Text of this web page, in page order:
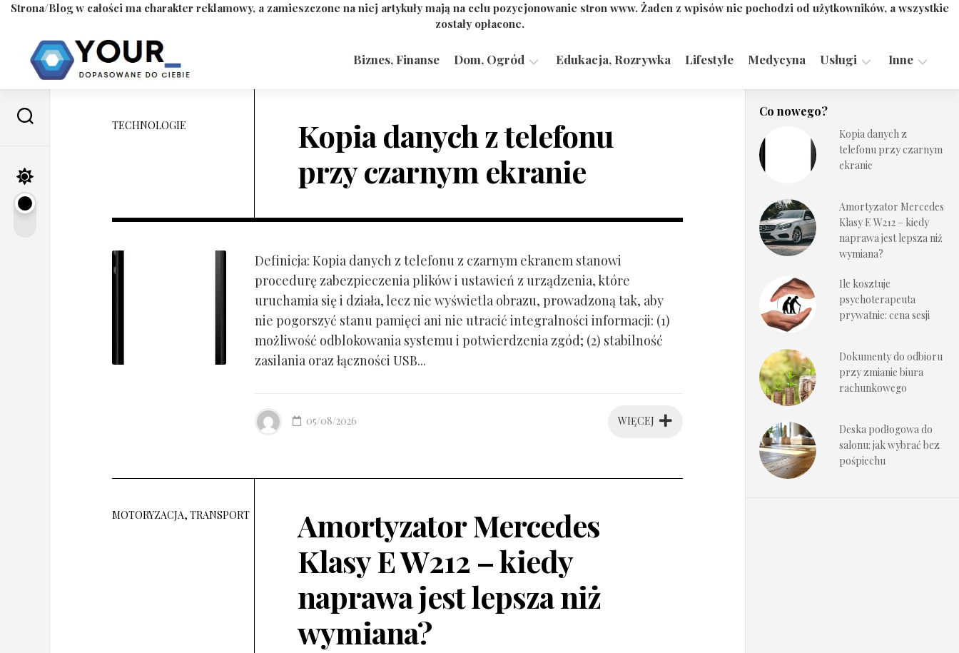
Strona/Blog w całości ma charakter reklamowy, a zamieszczone na niej artykuły mają na celu pozycjonowanie stron www. Żaden z wpisów nie pochodzi od użytkowników, a wszystkie
zostały opłacone.
content
Biznes, Finanse Dom, Ogród Edukacja, Rozrywka Lifestyle Medycyna Usługi
Technologie
Inne
TECHNOLOGIE
Kopia danych z telefonu
przy czarnym ekranie
Definicja: Kopia danych z telefonu z czarnym ekranem stanowi
procedurę zabezpieczenia plików i ustawień z urządzenia, które
uruchamia się i działa, lecz nie wyświetla obrazu, prowadzoną tak, aby
nie pogorszyć stanu pamięci ani nie utracić integralności informacji: (1)
możliwość odblokowania systemu i potwierdzenia zgód; (2) stabilność
zasilania oraz łączności USB...
WIĘCEJ
05/08/2026
MOTORYZACJA, TRANSPORT
Amortyzator Mercedes
Klasy E W212 – kiedy
naprawa jest lepsza niż
wymiana?
Co nowego?
Kopia danych z
telefonu przy czarnym
ekranie
Amortyzator Mercedes
Klasy E W212 – kiedy
naprawa jest lepsza niż
wymiana?
Ile kosztuje
psychoterapeuta
prywatnie: cena sesji
Dokumenty do odbioru
przy zmianie biura
rachunkowego
Deska podłogowa do
salonu: jak wybrać bez
pośpiechu